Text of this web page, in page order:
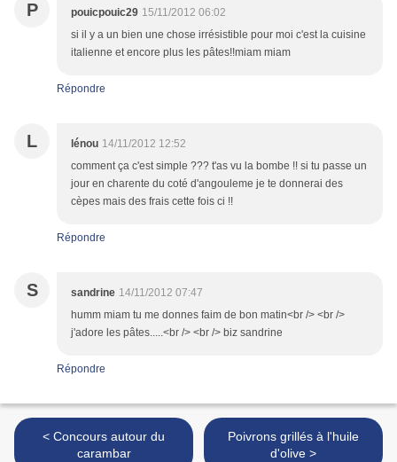
P pouicpouic29 15/11/2012 06:02
si il y a un bien une chose irrésistible pour moi c'est la cuisine
italienne et encore plus les pâtes!!miam miam
Répondre
L lénou 14/11/2012 12:52
comment ça c'est simple ??? t'as vu la bombe !! si tu passe un
jour en charente du coté d'angouleme je te donnerai des
cèpes mais des frais cette fois ci !!
Répondre
S sandrine 14/11/2012 07:47
humm miam tu me donnes faim de bon matin<br /> <br />
j'adore les pâtes.....<br /> <br /> biz sandrine
Répondre
< Concours autour du
carambar
Poivrons grillés à l'huile
d'olive >